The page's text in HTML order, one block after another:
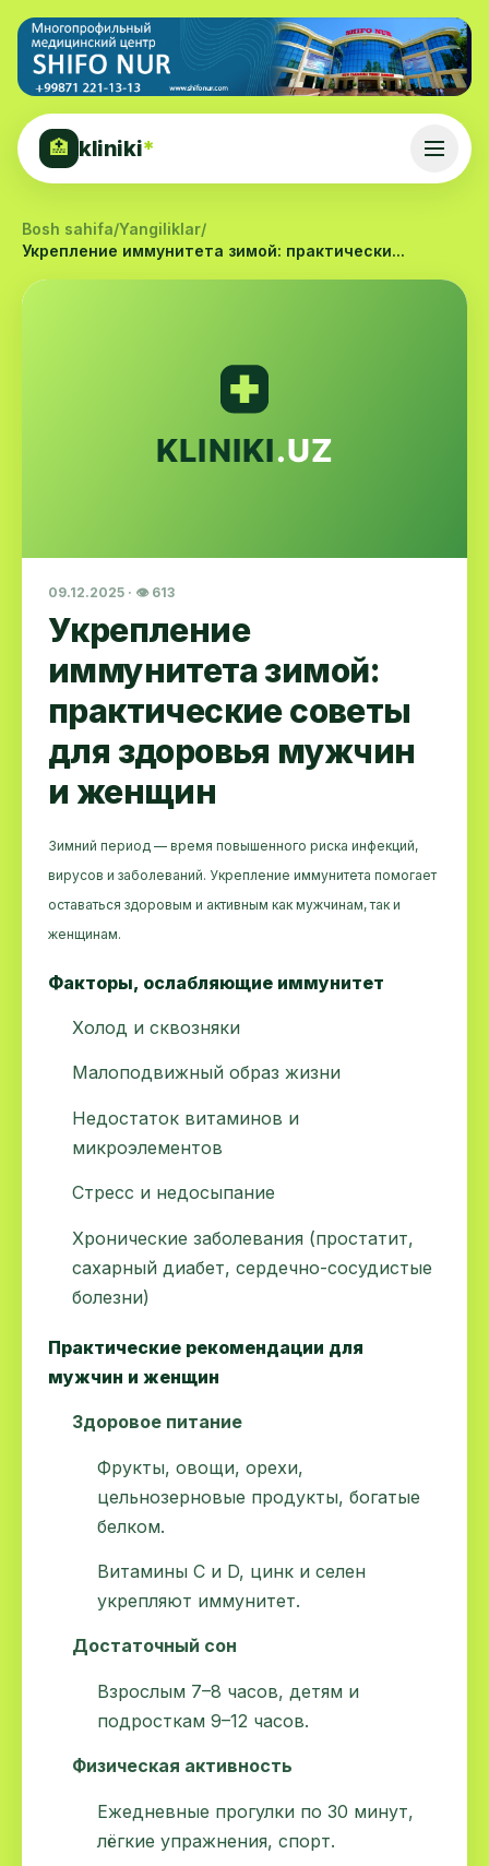
🏥 kliniki*
Bosh sahifa/Yangiliklar/
Укрепление иммунитета зимой: практически...
09.12.2025 · 👁 613
Укрепление
иммунитета зимой:
практические советы
для здоровья мужчин
и женщин
Зимний период — время повышенного риска инфекций,
вирусов и заболеваний. Укрепление иммунитета помогает
оставаться здоровым и активным как мужчинам, так и
женщинам.
Факторы, ослабляющие иммунитет
Холод и сквозняки
Малоподвижный образ жизни
Недостаток витаминов и
микроэлементов
Стресс и недосыпание
Хронические заболевания (простатит,
сахарный диабет, сердечно-сосудистые
болезни)
Практические рекомендации для
мужчин и женщин
Здоровое питание
Фрукты, овощи, орехи,
цельнозерновые продукты, богатые
белком.
Витамины C и D, цинк и селен
укрепляют иммунитет.
Достаточный сон
Взрослым 7–8 часов, детям и
подросткам 9–12 часов.
Физическая активность
Ежедневные прогулки по 30 минут,
лёгкие упражнения, спорт.